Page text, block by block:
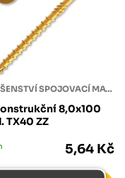
PŘÍSLUŠENSTVÍ SPOJOVACÍ MATERIÁL
8,0x100
TX40 ZZ
5,64 Kč